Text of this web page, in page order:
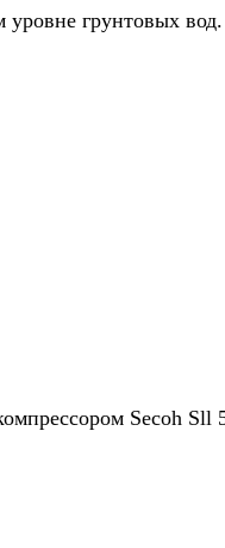
уровне грунтовых вод.
Secoh